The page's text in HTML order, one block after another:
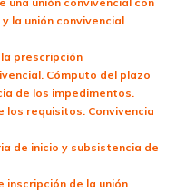
la unión convivencial
la prescripción
Cómputo del plazo
de los impedimentos.
requisitos. Convivencia
de inicio y subsistencia de
inscripción de la unión